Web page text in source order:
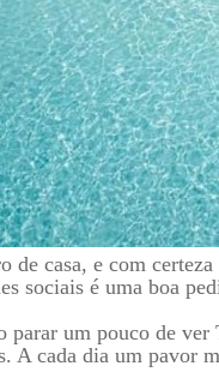
de casa, e com
sociais é uma boa
parar um pouco de
A cada dia um pavor